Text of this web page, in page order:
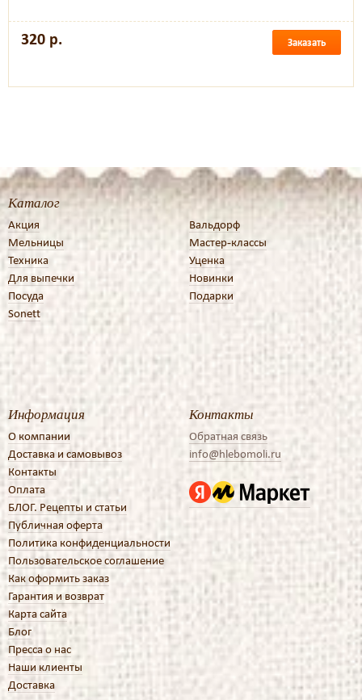
320 р. Заказать
Каталог
Акция
Мельницы
Техника
Для выпечки
Посуда
Sonett
Вальдорф
Мастер-классы
Уценка
Новинки
Подарки
Информация
О компании
Доставка и самовывоз
Контакты
Оплата
БЛОГ. Рецепты и статьи
Публичная оферта
Политика конфиденциальности
Пользовательское соглашение
Как оформить заказ
Гарантия и возврат
Карта сайта
Блог
Пресса о нас
Наши клиенты
Доставка
Контакты
Обратная связь
info@hlebomoli.ru